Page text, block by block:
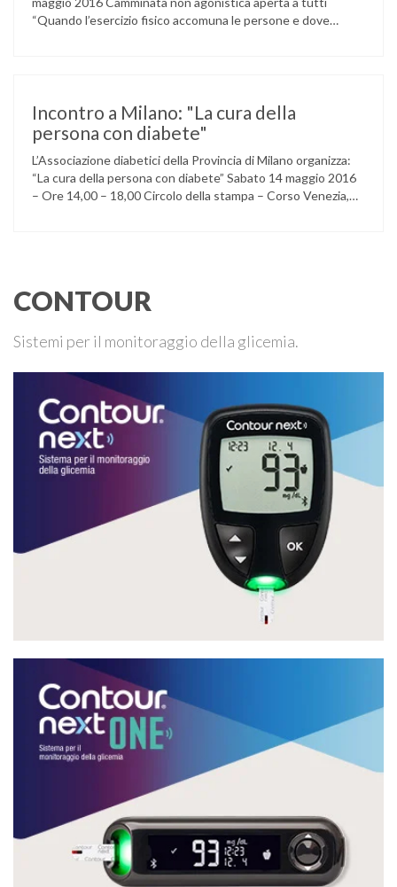
“Quando l’esercizio fisico accomuna le persone e dove
Incontro a Milano: "La cura della
persona con diabete"
L’Associazione diabetici della Provincia di Milano organizza:
“La cura della persona con diabete” Sabato 14 maggio 2016
– Ore 14,00 – 18,00 Circolo della stampa – Corso Venezia,
CONTOUR
Sistemi per il monitoraggio della glicemia.